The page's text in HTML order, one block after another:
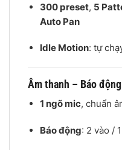
300 preset, 5
Auto Pan
Idle Motion: tự
Âm thanh – Báo
1 ngõ mic, chuẩn
Báo động: 2 vào /